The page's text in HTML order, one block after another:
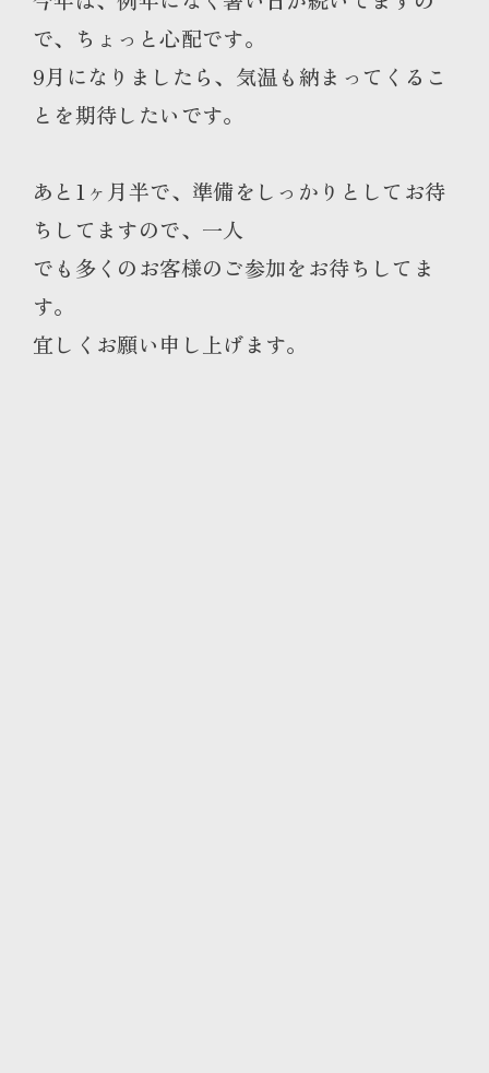
で、ちょっと心配です。
9月になりましたら、気温も納まってくるこ
とを期待したいです。
あと1ヶ月半で、準備をしっかりとしてお待
ちしてますので、一人
でも多くのお客様のご参加をお待ちしてま
す。
宜しくお願い申し上げます。